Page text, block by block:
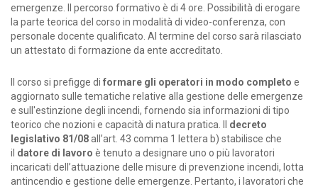
emergenze. Il percorso formativo è di 4 ore. Possibilità di erogare
la parte teorica del corso in modalità di video-conferenza, con
personale docente qualificato. Al termine del corso sarà rilasciato
un attestato di formazione da ente accreditato.
Il corso si prefigge di formare gli operatori in modo completo e
aggiornato sulle tematiche relative alla gestione delle emergenze
e sull'estinzione degli incendi, fornendo sia informazioni di tipo
teorico che nozioni e capacità di natura pratica. Il decreto
legislativo 81/08all’art. 43 comma 1 lettera b) stabilisce che
il datore di lavoro è tenuto a designare uno o più lavoratori
incaricati dell’attuazione delle misure di prevenzione incendi, lotta
antincendio e gestione delle emergenze. Pertanto, i lavoratori che